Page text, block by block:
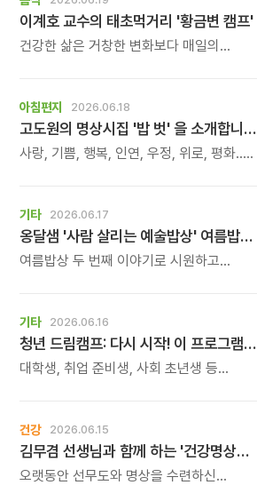
이계호 교수의 태초먹거리 '황금변 캠프'
건강한 삶은 거창한 변화보다 매일의
생활은 작은 습관에서 시작됩니다.
유퀴즈에서 많은 관심을 받은 이계호
교수와 함께하는 태초먹거리 황금변 캠프
아침편지 2026.06.18
고도원의 명상시집 '밥 벗' 을 소개합니다
사랑, 기쁨, 행복, 인연, 우정, 위로, 평화...
떠올랐던 단상들을 적어내린 저의 첫
명상시집 \'밥 벗\'이 출간되었습니다.
기타 2026.06.17
옹달샘 '사람 살리는 예술밥상' 여름밥상 두 번째
여름밥상 두 번째 이야기로 시원하고
준비했습니다.
기타 2026.06.16
청년 드림캠프: 다시 시작! 이 프로그램은 아침편지 후원금으로 진행됩니다.
대학생, 취업 준비생, 사회 초년생 등
품고 앞으로 나아가는 시간입니다. 하지만
그 길 위에서 우리는 종종 취업 준비의
어려움, 실패의 경험, 방향을 잃은 듯한
고민을 마주하게 됩니다.
건강 2026.06.15
김무겸 선생님과 함께 하는 '건강명상법 스테이'
오랫동안 선무도와 명상을 수련하신